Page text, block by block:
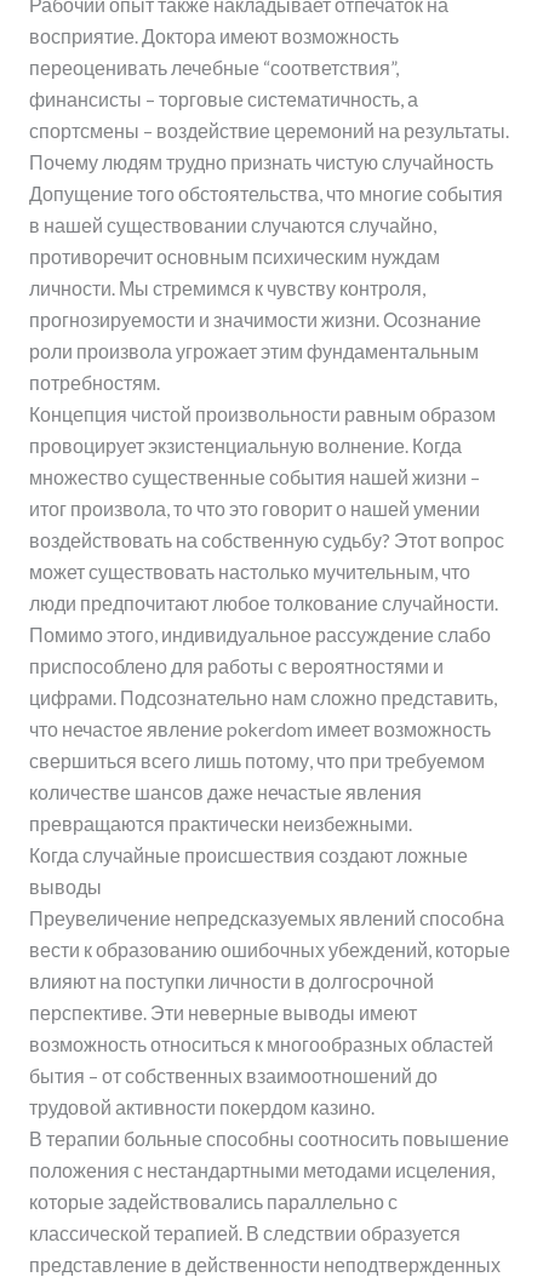
Рабочий опыт также накладывает отпечаток на
восприятие. Доктора имеют возможность
переоценивать лечебные “соответствия”,
финансисты – торговые систематичность, а
спортсмены – воздействие церемоний на результаты.
Почему людям трудно признать чистую случайность
Допущение того обстоятельства, что многие события
в нашей существовании случаются случайно,
противоречит основным психическим нуждам
личности. Мы стремимся к чувству контроля,
прогнозируемости и значимости жизни. Осознание
роли произвола угрожает этим фундаментальным
потребностям.
Концепция чистой произвольности равным образом
провоцирует экзистенциальную волнение. Когда
множество существенные события нашей жизни –
итог произвола, то что это говорит о нашей умении
воздействовать на собственную судьбу? Этот вопрос
может существовать настолько мучительным, что
люди предпочитают любое толкование случайности.
Помимо этого, индивидуальное рассуждение слабо
приспособлено для работы с вероятностями и
цифрами. Подсознательно нам сложно представить,
что нечастое явление pokerdom имеет возможность
свершиться всего лишь потому, что при требуемом
количестве шансов даже нечастые явления
превращаются практически неизбежными.
Когда случайные происшествия создают ложные
выводы
Преувеличение непредсказуемых явлений способна
вести к образованию ошибочных убеждений, которые
влияют на поступки личности в долгосрочной
перспективе. Эти неверные выводы имеют
возможность относиться к многообразных областей
бытия – от собственных взаимоотношений до
трудовой активности покердом казино.
В терапии больные способны соотносить повышение
положения с нестандартными методами исцеления,
которые задействовались параллельно с
классической терапией. В следствии образуется
представление в действенности неподтвержденных